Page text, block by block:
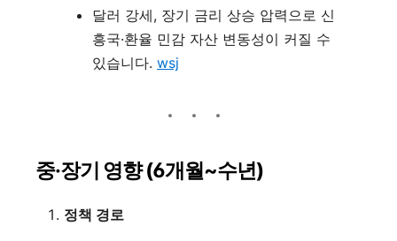
달러 강세, 장기 금리 상승 압력으로 신
흥국·환율 민감 자산 변동성이 커질 수
있습니다. wsj
중·장기 영향 (6개월~수년)
정책 경로